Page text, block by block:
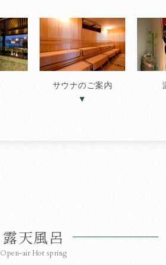
サウナのご案内
露天風呂
Open-air Hot spring